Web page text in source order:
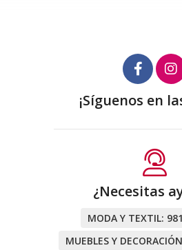
¡Síguenos en
¿Necesitas
MODA Y TEXTIL:
MUEBLES Y